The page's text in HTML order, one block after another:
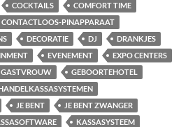
COCKTAILS
COMFORT TIME
CONTACTLOOS-PINAPPARAAT
DECORATIE DJ
DRANKJES
EVENEMENT
EXPO CENTERS
GASTVROUW
GEBOORTEHOTEL
JE BENT
JE BENT ZWANGER
KASSASYSTEEM